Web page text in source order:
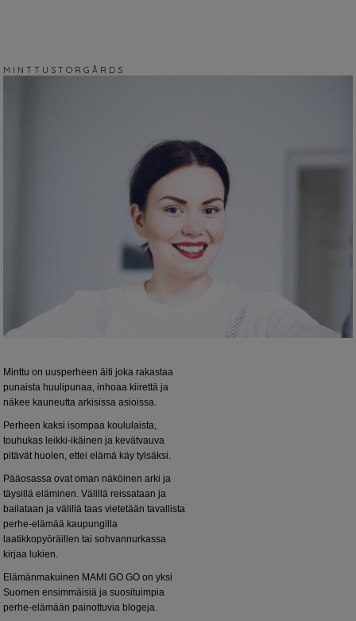
M I N T T U S T O R G Å R D S
Minttu on uusperheen äiti joka rakastaa
punaista huulipunaa, inhoaa kiirettä ja
näkee kauneutta arkisissa asioissa.
Perheen kaksi isompaa koululaista,
touhukas leikki-ikäinen ja kevätvauva
pitävät huolen, ettei elämä käy tylsäksi.
Pääosassa ovat oman näköinen arki ja
täysillä eläminen. Välillä reissataan ja
bailataan ja välillä taas vietetään tavallista
perhe-elämää kaupungilla
laatikkopyöräillen tai sohvannurkassa
kirjaa lukien.
Elämänmakuinen MAMI GO GO on yksi
Suomen ensimmäisiä ja suosituimpia
perhe-elämään painottuvia blogeja.